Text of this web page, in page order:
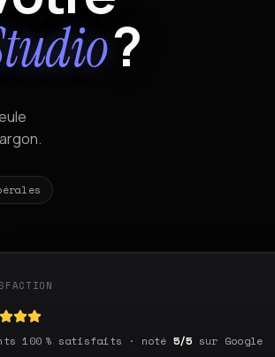
?
100 % satisfaits · noté 5/5sur Google